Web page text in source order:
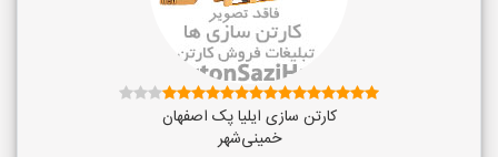
کارتن سازی ایلیا پک اصفهان
خمینی‌شهر